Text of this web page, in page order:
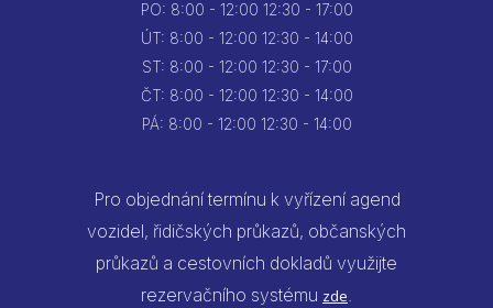
PO: 8:00 - 12:00 12:30 - 17:00
ÚT: 8:00 - 12:00 12:30 - 14:00
ST: 8:00 - 12:00 12:30 - 17:00
ČT: 8:00 - 12:00 12:30 - 14:00
PÁ: 8:00 - 12:00 12:30 - 14:00
Pro objednání termínu k vyřízení agend
vozidel, řidičských průkazů, občanských
průkazů a cestovních dokladů využijte
rezervačního systému zde.